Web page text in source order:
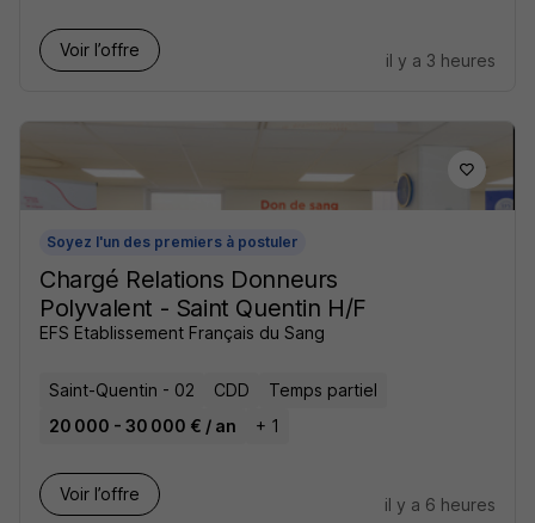
Voir l’offre
il y a 3 heures
Soyez l'un des premiers à postuler
Chargé Relations Donneurs
Polyvalent - Saint Quentin H/F
EFS Etablissement Français du Sang
Saint-Quentin - 02 CDD
Temps partiel
20 000 - 30 000 € / an
+ 1
Voir l’offre
il y a 6 heures